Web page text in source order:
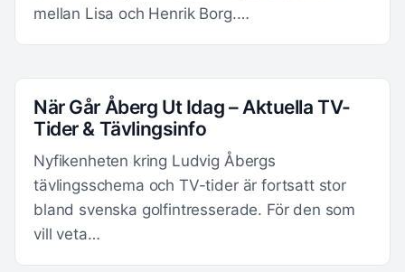
mellan Lisa och Henrik Borg.…
När Går Åberg Ut Idag – Aktuella TV-
Tider & Tävlingsinfo
Nyfikenheten kring Ludvig Åbergs
tävlingsschema och TV-tider är fortsatt stor
bland svenska golfintresserade. För den som
vill veta…